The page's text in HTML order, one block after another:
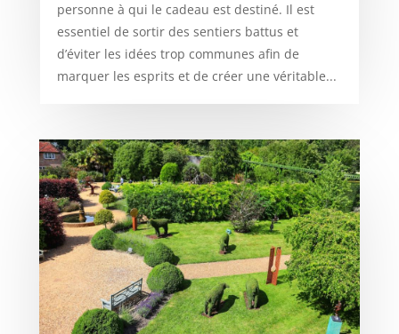
personne à qui le cadeau est destiné. Il est
essentiel de sortir des sentiers battus et
d’éviter les idées trop communes afin de
marquer les esprits et de créer une véritable...